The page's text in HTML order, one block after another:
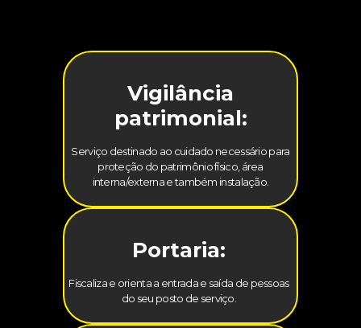
Vigilância
patrimonial:
Serviço destinado ao cuidado necessário para
proteção do patrimônio físico, área
interna/externa e também instalação.
Portaria:
Fiscaliza e orienta a entrada e saída de pessoas
do seu posto de serviço.